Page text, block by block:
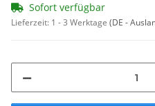
Sofort verfügbar
Lieferzeit: 1 - 3 Werktage (DE -